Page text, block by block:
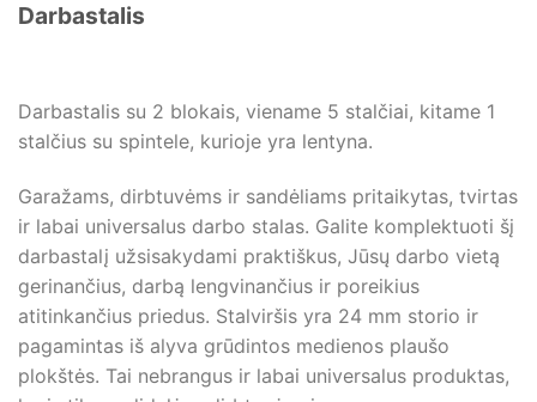
Darbastalis
Darbastalis su 2 blokais, viename 5 stalčiai, kitame 1
stalčius su spintele, kurioje yra lentyna.
Garažams, dirbtuvėms ir sandėliams pritaikytas, tvirtas
ir labai universalus darbo stalas. Galite komplektuoti šį
darbastalį užsisakydami praktiškus, Jūsų darbo vietą
gerinančius, darbą lengvinančius ir poreikius
atitinkančius priedus. Stalviršis yra 24 mm storio ir
pagamintas iš alyva grūdintos medienos plaušo
plokštės. Tai nebrangus ir labai universalus produktas,